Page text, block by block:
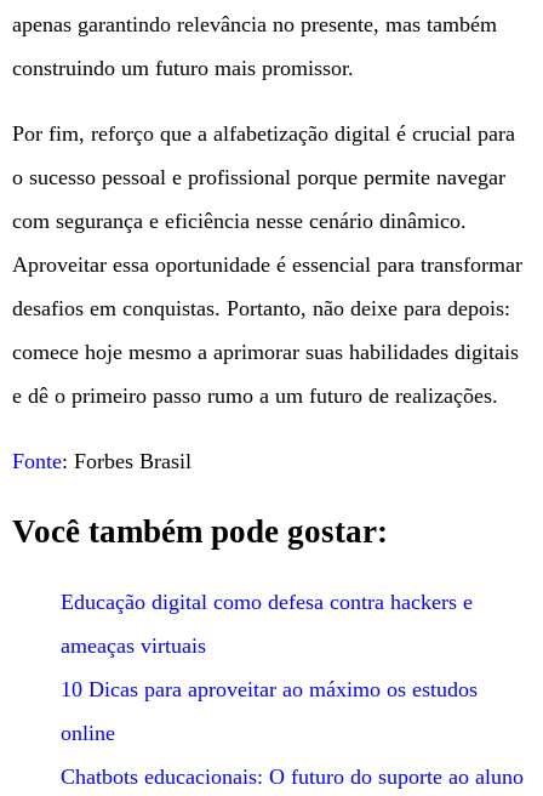
apenas garantindo relevância no presente, mas também
construindo um futuro mais promissor.
Por fim, reforço que a alfabetização digital é crucial para
o sucesso pessoal e profissional porque permite navegar
com segurança e eficiência nesse cenário dinâmico.
Aproveitar essa oportunidade é essencial para transformar
desafios em conquistas. Portanto, não deixe para depois:
comece hoje mesmo a aprimorar suas habilidades digitais
e dê o primeiro passo rumo a um futuro de realizações.
Fonte: Forbes Brasil
Você também pode gostar:
Educação digital como defesa contra hackers e
ameaças virtuais
10 Dicas para aproveitar ao máximo os estudos
online
Chatbots educacionais: O futuro do suporte ao aluno